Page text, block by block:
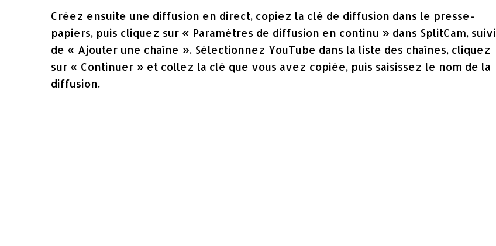
Créez ensuite une diffusion en direct, copiez la clé de diffusion dans le presse-
papiers, puis cliquez sur « Paramètres de diffusion en continu » dans SplitCam, suivi
de « Ajouter une chaîne ». Sélectionnez YouTube dans la liste des chaînes, cliquez
sur « Continuer » et collez la clé que vous avez copiée, puis saisissez le nom de la
diffusion.